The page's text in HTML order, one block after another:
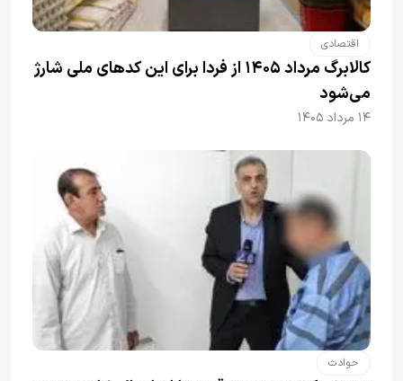
اقتصادی
کالابرگ مرداد ۱۴۰۵ از فردا برای این کدهای ملی شارژ
می‌شود
۱۴ مرداد ۱۴۰۵
حوادث